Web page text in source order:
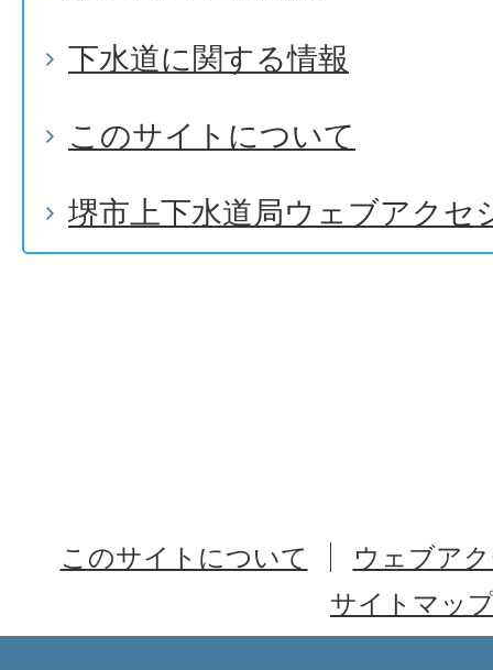
下水道に関する情報
このサイトについて
堺市上下水道局ウェブアクセ
このサイトについて
ウェブア
サイトマッ